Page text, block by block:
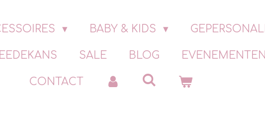
BABY & KIDS
SALE BLOG EVENEMENTEN
CONTACT